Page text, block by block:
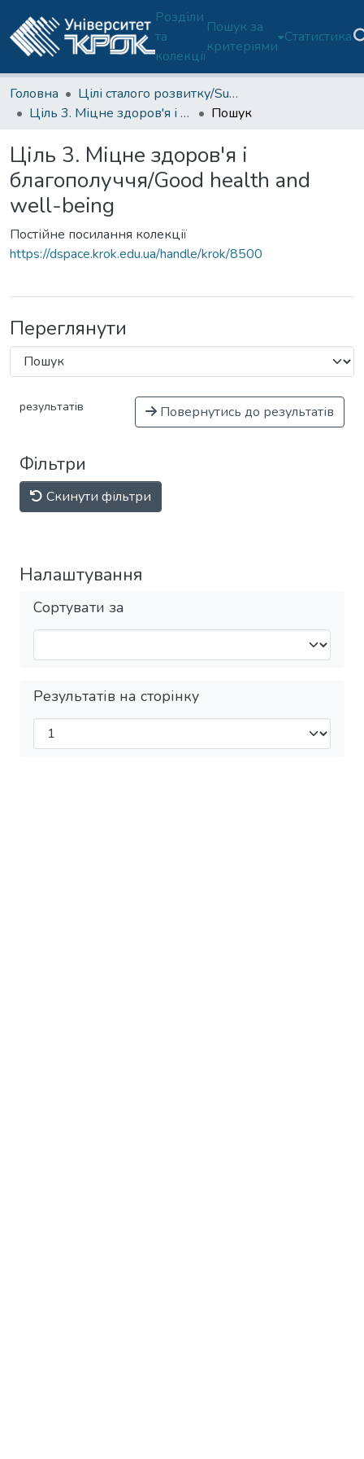
Розділи
та
колекції
Пошук за
критеріями
Статистика
Головна
Цілі сталого розвитку/Sustainable development goals
Ціль 3. Міцне здоров'я і благополуччя/Good health and well-being
Пошук
Ціль 3. Міцне здоров'я і
благополуччя/Good health and
well-being
Постійне посилання колекції
https://dspace.krok.edu.ua/handle/krok/8500
Переглянути
результатів Повернутись до результатів
Фільтри
Скинути фільтри
Налаштування
Сортувати за
Результатів на сторінку